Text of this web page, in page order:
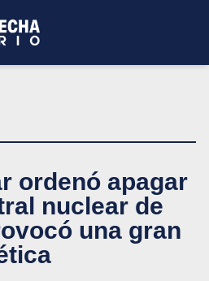
ordenó apagar
nuclear de
una gran